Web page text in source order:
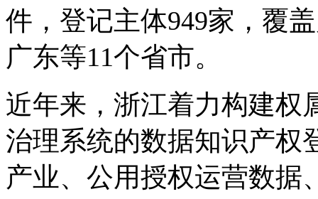
件，登记主体949家，覆
广东等11个省市。
近年来，浙江着力构建权
治理系统的数据知识产权
产业、公用授权运营数据